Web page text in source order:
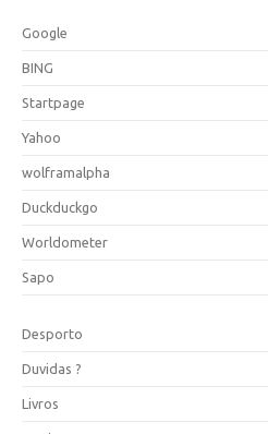
Google
BING
Startpage
Yahoo
wolframalpha
Duckduckgo
Worldometer
Sapo
Desporto
Duvidas ?
Livros